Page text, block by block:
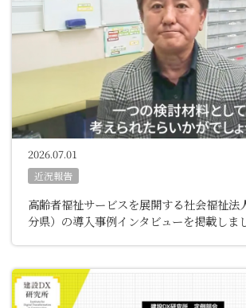
2026.07.01
近況報告
高齢者福祉サービスを展開する社会福祉法
分県）の導入事例インタビューを掲載しま